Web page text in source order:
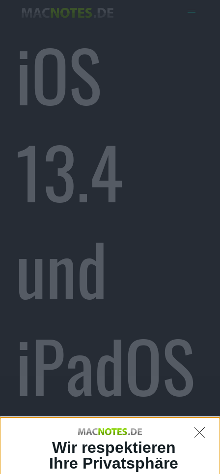
Wir respektieren
Ihre Privatsphäre
iOS
13.4
und
iPadOS